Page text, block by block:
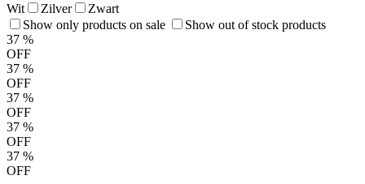
Wit
Zilver
Zwart
Show only products on sale
Show out of stock products
37 %
OFF
37 %
OFF
37 %
OFF
37 %
OFF
37 %
OFF